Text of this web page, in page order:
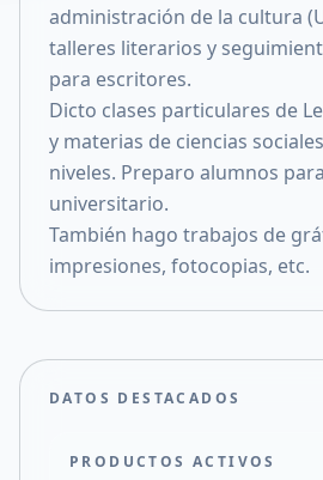
administración de la cultura
talleres literarios y
para escritores.
Dicto clases particulares de
y materias de ciencias
niveles. Preparo alumnos
universitario.
También hago trabajos de
impresiones, fotocopias, etc.
DATOS DESTACADOS
PRODUCTOS ACTIVOS